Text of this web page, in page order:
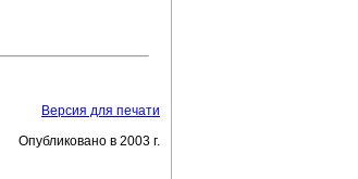
Версия для печати
Опубликовано в 2003 г.